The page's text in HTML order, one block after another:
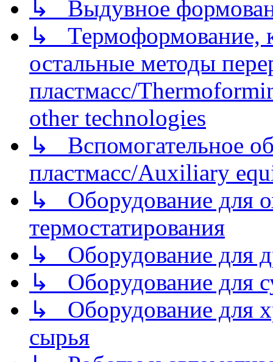
↳ Выдувное
↳ Термоформование,
остальные методы
пластмасс/
other technologies
↳ Вспомогательное
пластмасс/Auxiliary
↳ Оборудование для
термостатирования
↳ Оборудование для
↳ Оборудование для
↳ Оборудование для
сырья